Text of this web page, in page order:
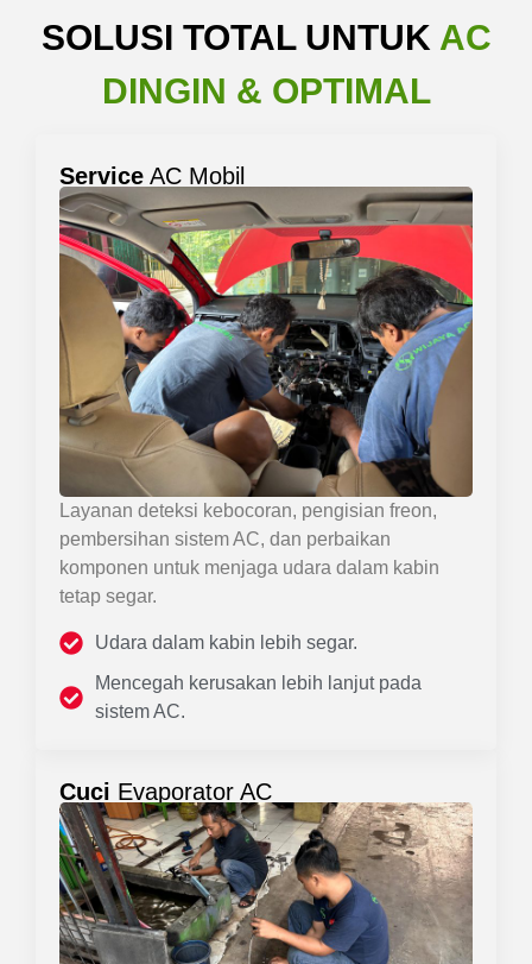
SOLUSI TOTAL UNTUK AC
DINGIN & OPTIMAL
Service AC Mobil
Layanan deteksi kebocoran, pengisian freon,
pembersihan sistem AC, dan perbaikan
komponen untuk menjaga udara dalam kabin
tetap segar.
Udara dalam kabin lebih segar.
Mencegah kerusakan lebih lanjut pada
sistem AC.
Cuci Evaporator AC